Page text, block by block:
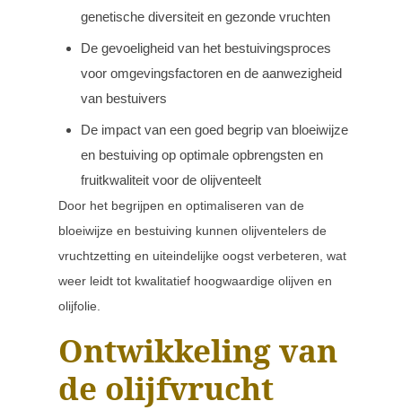
genetische diversiteit en gezonde vruchten
De gevoeligheid van het bestuivingsproces
voor omgevingsfactoren en de aanwezigheid
van bestuivers
De impact van een goed begrip van bloeiwijze
en bestuiving op optimale opbrengsten en
fruitkwaliteit voor de olijventeelt
Door het begrijpen en optimaliseren van de
bloeiwijze en bestuiving kunnen olijventelers de
vruchtzetting en uiteindelijke oogst verbeteren, wat
weer leidt tot kwalitatief hoogwaardige olijven en
olijfolie.
Ontwikkeling van
de olijfvrucht